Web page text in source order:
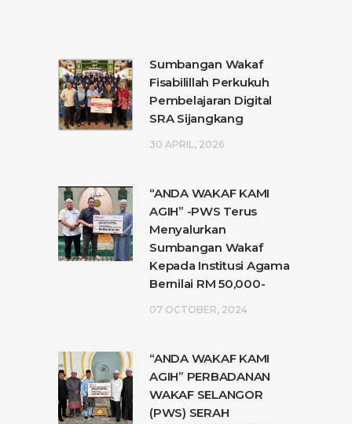
Sumbangan Wakaf
Fisabilillah Perkukuh
Pembelajaran Digital
SRA Sijangkang
30 APRIL, 2026
“ANDA WAKAF KAMI
AGIH” -PWS Terus
Menyalurkan
Sumbangan Wakaf
Kepada Institusi Agama
Bernilai RM 50,000-
07 OCTOBER, 2024
“ANDA WAKAF KAMI
AGIH” PERBADANAN
WAKAF SELANGOR
(PWS) SERAH